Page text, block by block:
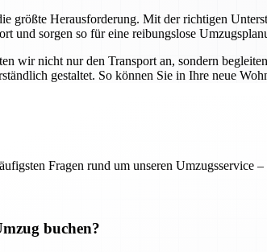
größte Herausforderung. Mit der richtigen
und sorgen so für eine reibungslose
wir nicht nur den Transport an, sondern
gestaltet. So können Sie in Ihre neue
Fragen rund um unseren Umzugsservice –
buchen?